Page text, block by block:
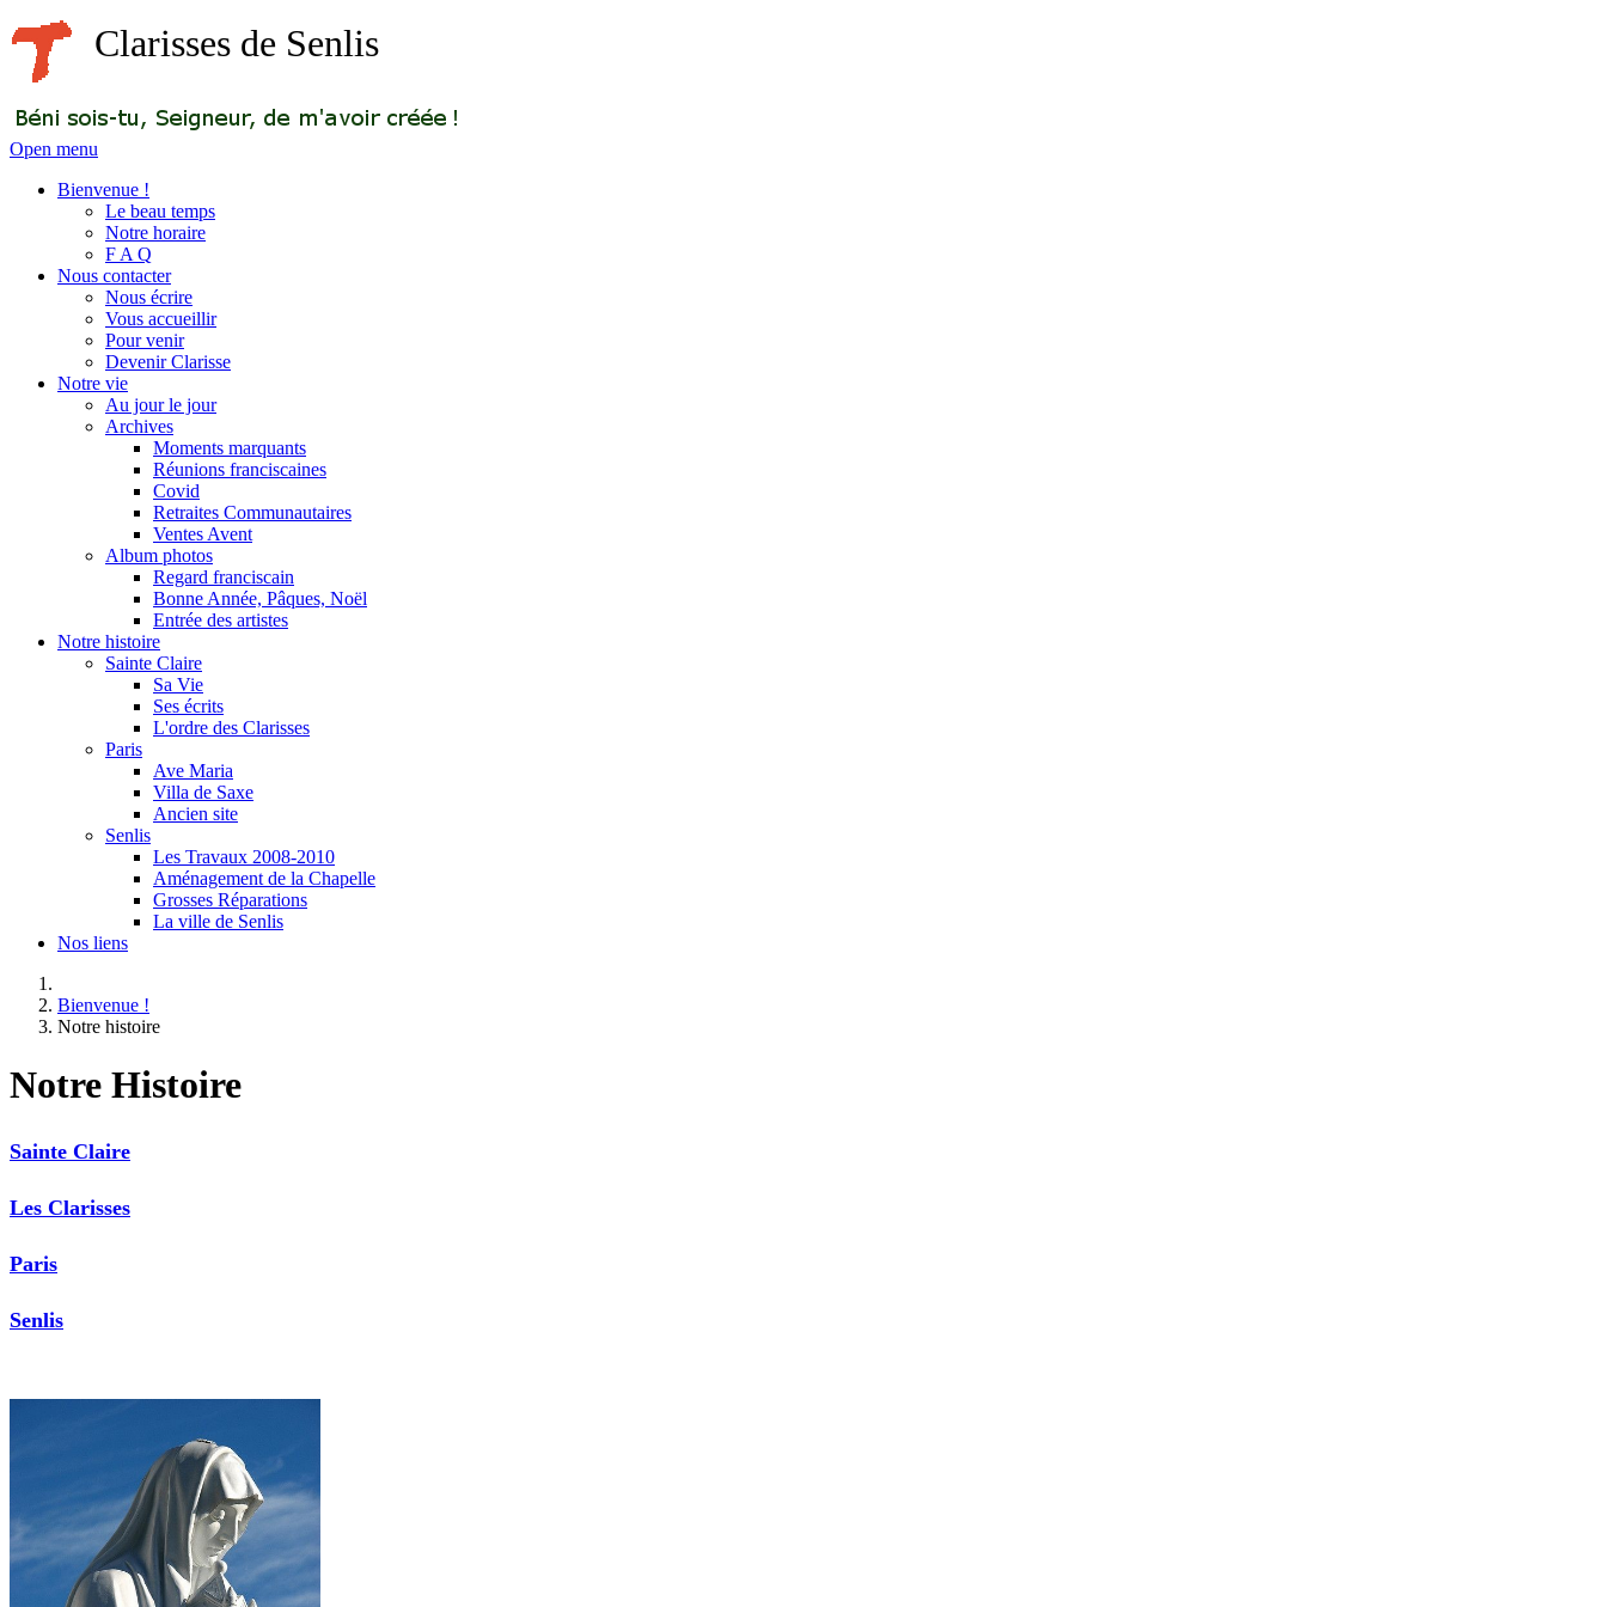
Clarisses de Senlis
Open menu
Bienvenue !
Le beau temps
Notre horaire
F A Q
Nous contacter
Nous écrire
Vous accueillir
Pour venir
Devenir Clarisse
Notre vie
Au jour le jour
Archives
Moments marquants
Réunions franciscaines
Covid
Retraites Communautaires
Ventes Avent
Album photos
Regard franciscain
Bonne Année, Pâques, Noël
Entrée des artistes
Notre histoire
Sainte Claire
Sa Vie
Ses écrits
L'ordre des Clarisses
Paris
Ave Maria
Villa de Saxe
Ancien site
Senlis
Les Travaux 2008-2010
Aménagement de la Chapelle
Grosses Réparations
La ville de Senlis
Nos liens
Bienvenue !
Notre histoire
Notre Histoire
Sainte Claire
Les Clarisses
Paris
Senlis